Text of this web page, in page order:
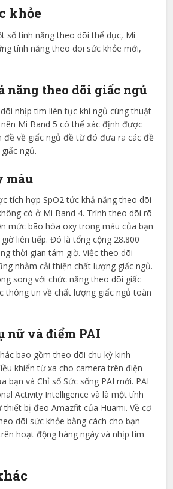
khỏe
số tính năng theo dõi thể dục, Mi
tính năng theo dõi sức khỏe mới,
năng theo dõi giấc ngủ
nhịp tim liên tục khi ngủ cùng thuật
Mi Band 5 có thể xác định được
đề về giấc ngủ đề từ đó đưa ra các đề
ngủ.
máu
tích hợp SpO2 tức khả năng theo dõi
có ở Mi Band 4. Trình theo dõi rõ
mức bão hòa oxy trong máu của bạn
liên tiếp. Đó là tổng cộng 28.800
thời gian tám giờ. Việc theo dõi
nhằm cải thiện chất lượng giấc ngủ.
song với chức năng theo dõi giấc
thông tin về chất lượng giấc ngủ toàn
nữ và điểm PAI
bao gồm theo dõi chu kỳ kinh
khiển từ xa cho camera trên điện
bạn và Chỉ số Sức sống PAI mới. PAI
Activity Intelligence và là một tính
bị đeo Amazfit của Huami. Về cơ
dõi sức khỏe bằng cách cho bạn
hoạt động hàng ngày và nhịp tim